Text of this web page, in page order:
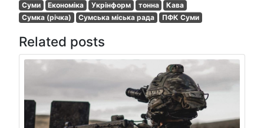
Суми Економіка Укрінформ тонна
Кава
Сумка (річка)
Сумська міська рада ПФК Суми
Related posts